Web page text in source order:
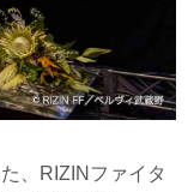
、RIZINファイタ